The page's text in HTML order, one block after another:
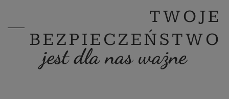
TWOJE
BEZPIECZEŃSTWO
jest dla nas ważne